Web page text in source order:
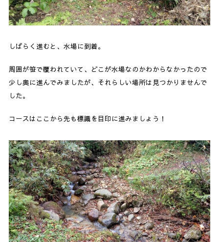
しばらく進むと、水場に到着。
周囲が笹で覆われていて、どこが水場なのかわからなかったので
少し奥に進んでみましたが、それらしい場所は見つかりませんで
した。
コースはここから先も標識を目印に進みましょう！